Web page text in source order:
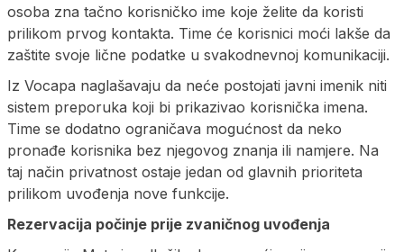
osoba zna tačno korisničko ime koje želite da koristi
prilikom prvog kontakta. Time će korisnici moći lakše da
zaštite svoje lične podatke u svakodnevnoj komunikaciji.
Iz Vocapa naglašavaju da neće postojati javni imenik niti
sistem preporuka koji bi prikazivao korisnička imena.
Time se dodatno ograničava mogućnost da neko
pronađe korisnika bez njegovog znanja ili namjere. Na
taj način privatnost ostaje jedan od glavnih prioriteta
prilikom uvođenja nove funkcije.
Rezervacija počinje prije zvaničnog uvođenja